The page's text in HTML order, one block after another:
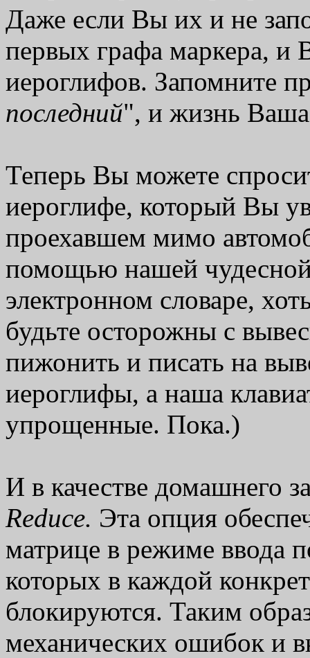
Даже если Вы их и не
первых графа маркера, и
иероглифов. Запомните
последний", и жизнь Ваша
Теперь Вы можете
иероглифе, который Вы
проехавшем мимо
помощью нашей
электронном словаре,
будьте осторожны с
пижонить и писать на
иероглифы, а наша
упрощенные. Пока.)
И в качестве домашнего
Reduce. Эта опция
матрице в режиме ввода
которых в каждой
блокируются. Таким
механических ошибок и